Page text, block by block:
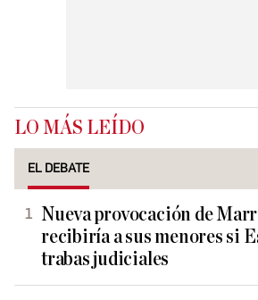
LO MÁS LEÍDO
EL DEBATE
Nueva provocación de
recibiría a sus menores si
trabas judiciales